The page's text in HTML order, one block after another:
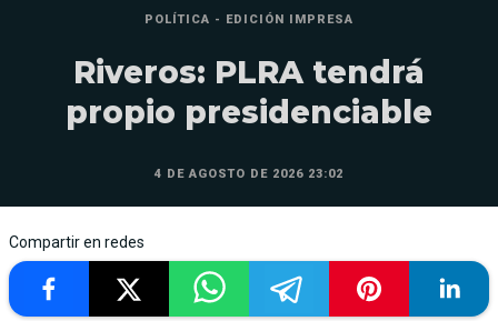
POLÍTICA - EDICIÓN IMPRESA
Riveros: PLRA tendrá
propio presidenciable
4 DE AGOSTO DE 2026 23:02
Compartir en redes